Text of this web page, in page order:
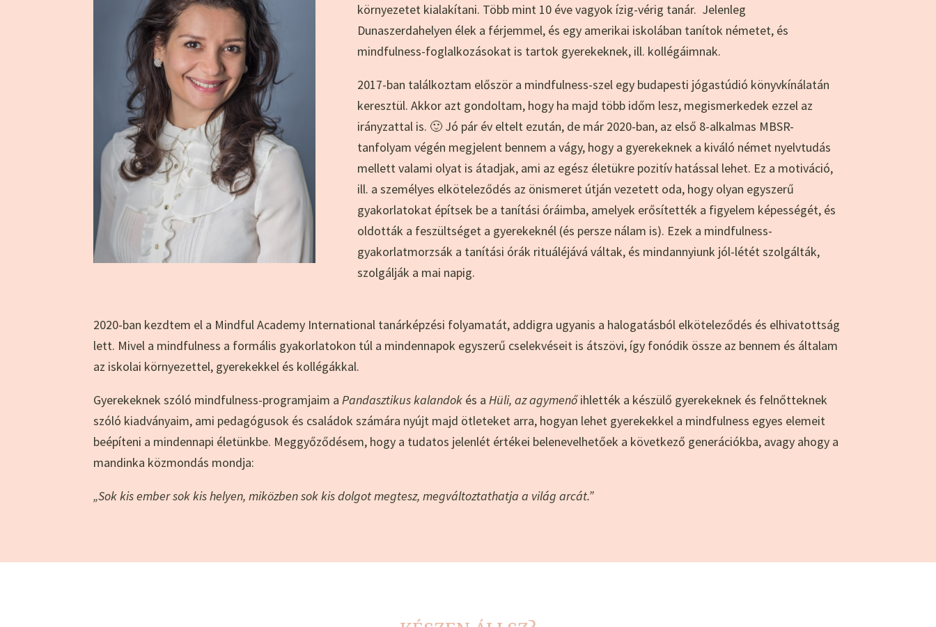
környezetet kialakítani. Több mint 10 éve vagyok ízig-vérig tanár. Jelenleg
Dunaszerdahelyen élek a férjemmel, és egy amerikai iskolában tanítok németet, és
mindfulness-foglalkozásokat is tartok gyerekeknek, ill. kollégáimnak.
2017-ban találkoztam először a mindfulness-szel egy budapesti jógastúdió könyvkínálatán
keresztül. Akkor azt gondoltam, hogy ha majd több időm lesz, megismerkedek ezzel az
irányzattal is. 🙂 Jó pár év eltelt ezután, de már 2020-ban, az első 8-alkalmas MBSR-
tanfolyam végén megjelent bennem a vágy, hogy a gyerekeknek a kiváló német nyelvtudás
mellett valami olyat is átadjak, ami az egész életükre pozitív hatással lehet. Ez a motiváció,
ill. a személyes elköteleződés az önismeret útján vezetett oda, hogy olyan egyszerű
gyakorlatokat építsek be a tanítási óráimba, amelyek erősítették a figyelem képességét, és
oldották a feszültséget a gyerekeknél (és persze nálam is). Ezek a mindfulness-
gyakorlatmorzsák a tanítási órák rituáléjává váltak, és mindannyiunk jól-létét szolgálták,
szolgálják a mai napig.
2020-ban kezdtem el a Mindful Academy International tanárképzési folyamatát, addigra ugyanis a halogatásból elköteleződés és elhivatottság
lett. Mivel a mindfulness a formális gyakorlatokon túl a mindennapok egyszerű cselekvéseit is átszövi, így fonódik össze az bennem és általam
az iskolai környezettel, gyerekekkel és kollégákkal.
Gyerekeknek szóló mindfulness-programjaim aPandasztikus kalandok és a Hüli, az agymenőihlették a készülő gyerekeknek és felnőtteknek
szóló kiadványaim, ami pedagógusok és családok számára nyújt majd ötleteket arra, hogyan lehet gyerekekkel a mindfulness egyes elemeit
beépíteni a mindennapi életünkbe. Meggyőződésem, hogy a tudatos jelenlét értékei belenevelhetőek a következő generációkba, avagy ahogy a
mandinka közmondás mondja:
„Sok kis ember sok kis helyen, miközben sok kis dolgot megtesz, megváltoztathatja a világ arcát.”